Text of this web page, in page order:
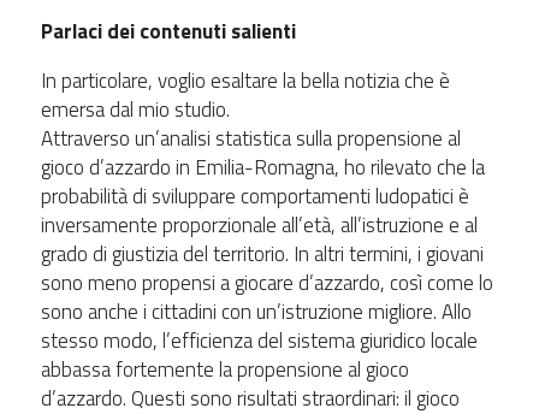
Parlaci dei contenuti salienti
In particolare, voglio esaltare la bella notizia che è
emersa dal mio studio.
Attraverso un’analisi statistica sulla propensione al
gioco d’azzardo in Emilia-Romagna, ho rilevato che la
probabilità di sviluppare comportamenti ludopatici è
inversamente proporzionale all’età, all’istruzione e al
grado di giustizia del territorio. In altri termini, i giovani
sono meno propensi a giocare d’azzardo, così come lo
sono anche i cittadini con un’istruzione migliore. Allo
stesso modo, l’efficienza del sistema giuridico locale
abbassa fortemente la propensione al gioco
d’azzardo. Questi sono risultati straordinari: il gioco